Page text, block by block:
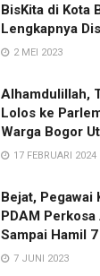
BisKita di Kota
Lengkapnya
2 MEI 2023
Alhamdulillah,
Lolos ke
Warga Bogor
17 FEBRUARI 2024
Bejat, Pegawai
PDAM
Sampai Hamil
7 JUNI 2023